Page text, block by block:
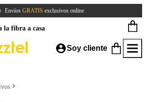
Envíos GRATIS exclusivos online
la fibra a casa
Soy cliente